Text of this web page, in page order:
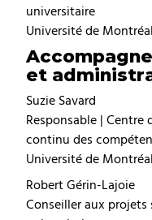
universitaire
Université de Montréal
et
Suzie Savard
Responsable | Centre
continu des
Université de Montréal
Robert Gérin-Lajoie
Conseiller aux projets